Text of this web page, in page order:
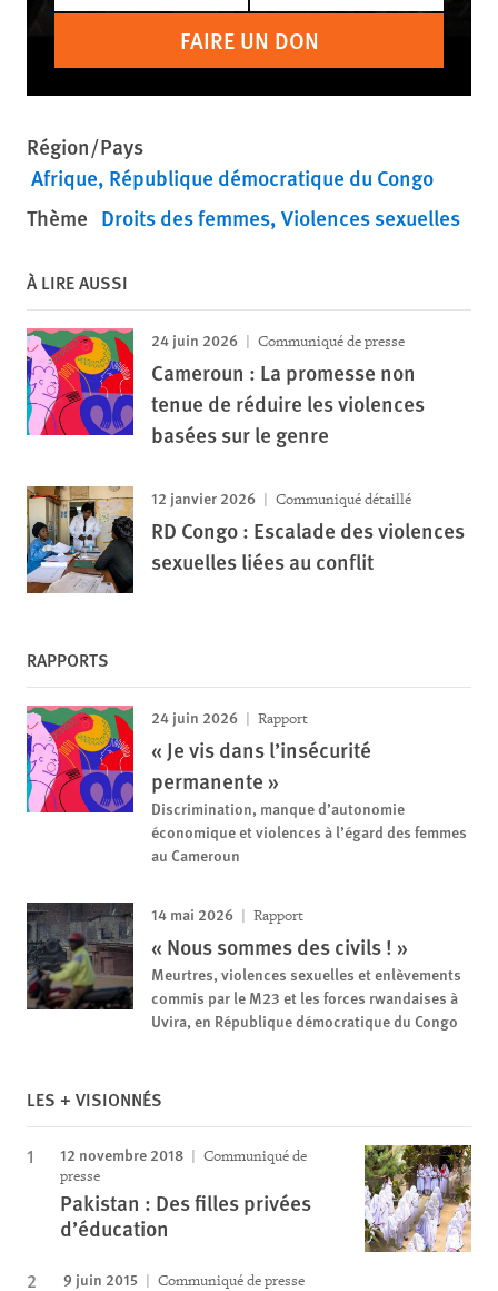
FAIRE UN DON
Région/Pays
Afrique République démocratique du Congo
Thème Droits des femmes Violences sexuelles
À LIRE AUSSI
24 juin 2026 Communiqué de presse
Cameroun : La promesse non
tenue de réduire les violences
basées sur le genre
12 janvier 2026 Communiqué détaillé
RD Congo : Escalade des violences
sexuelles liées au conflit
RAPPORTS
24 juin 2026 Rapport
« Je vis dans l’insécurité
permanente »
Discrimination, manque d’autonomie
économique et violences à l’égard des femmes
au Cameroun
14 mai 2026 Rapport
« Nous sommes des civils ! »
Meurtres, violences sexuelles et enlèvements
commis par le M23 et les forces rwandaises à
Uvira, en République démocratique du Congo
LES + VISIONNÉS
12 novembre 2018
Communiqué de
presse
Pakistan : Des filles privées
d’éducation
9 juin 2015 Communiqué de presse